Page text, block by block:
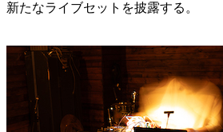
新たなライブセットを披露する。